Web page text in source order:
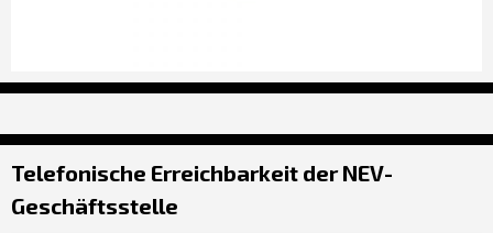
Telefonische Erreichbarkeit der NEV-
Geschäftsstelle